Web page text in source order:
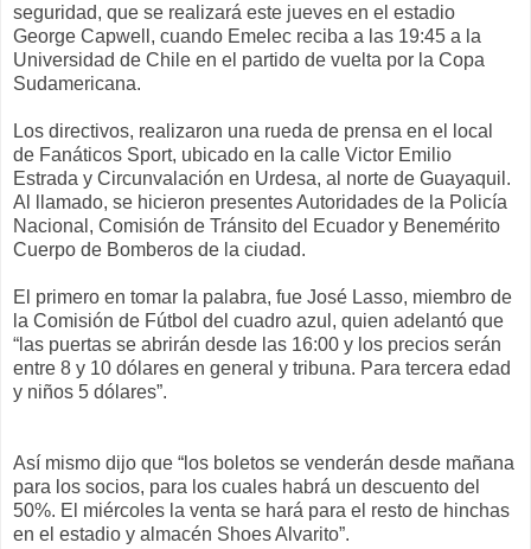
seguridad, que se realizará este jueves en el estadio
George Capwell, cuando Emelec reciba a las 19:45 a la
Universidad de Chile en el partido de vuelta por la Copa
Sudamericana.
Los directivos, realizaron una rueda de prensa en el local
de Fanáticos Sport, ubicado en la calle Victor Emilio
Estrada y Circunvalación en Urdesa, al norte de Guayaquil.
Al llamado, se hicieron presentes Autoridades de la Policía
Nacional, Comisión de Tránsito del Ecuador y Benemérito
Cuerpo de Bomberos de la ciudad.
El primero en tomar la palabra, fue José Lasso, miembro de
la Comisión de Fútbol del cuadro azul, quien adelantó que
“las puertas se abrirán desde las 16:00 y los precios serán
entre 8 y 10 dólares en general y tribuna. Para tercera edad
y niños 5 dólares”.
Así mismo dijo que “los boletos se venderán desde mañana
para los socios, para los cuales habrá un descuento del
50%. El miércoles la venta se hará para el resto de hinchas
en el estadio y almacén Shoes Alvarito”.